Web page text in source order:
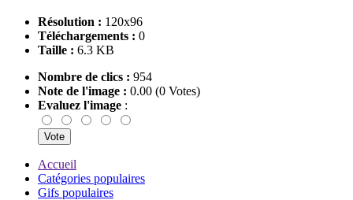
Résolution : 120x96
Téléchargements : 0
Taille : 6.3 KB
Nombre de clics : 954
Note de l'image : 0.00 (0 Votes)
Evaluez l'image :
Accueil
Catégories populaires
Gifs populaires